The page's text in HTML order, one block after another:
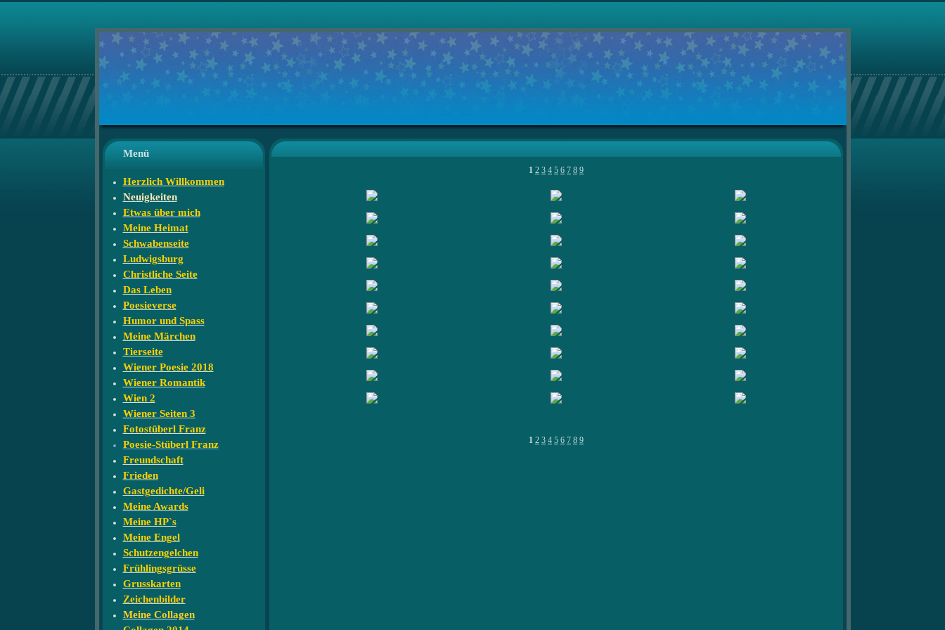
Menü
Herzlich Willkommen
Neuigkeiten
Etwas über mich
Meine Heimat
Schwabenseite
Ludwigsburg
Christliche Seite
Das Leben
Poesieverse
Humor und Spass
Meine Märchen
Tierseite
Wiener Poesie 2018
Wiener Romantik
Wien 2
Wiener Seiten 3
Fotostüberl Franz
Poesie-Stüberl Franz
Freundschaft
Frieden
Gastgedichte/Geli
Meine Awards
Meine HP`s
Meine Engel
Schutzengelchen
Frühlingsgrüsse
Grusskarten
Zeichenbilder
Meine Collagen
1 2 3 4 5 6 7 8 9
1 2 3 4 5 6 7 8 9